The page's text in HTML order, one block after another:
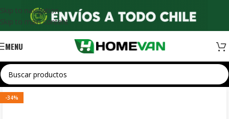
Skip to navigation
Skip to main content
MENU
-34%